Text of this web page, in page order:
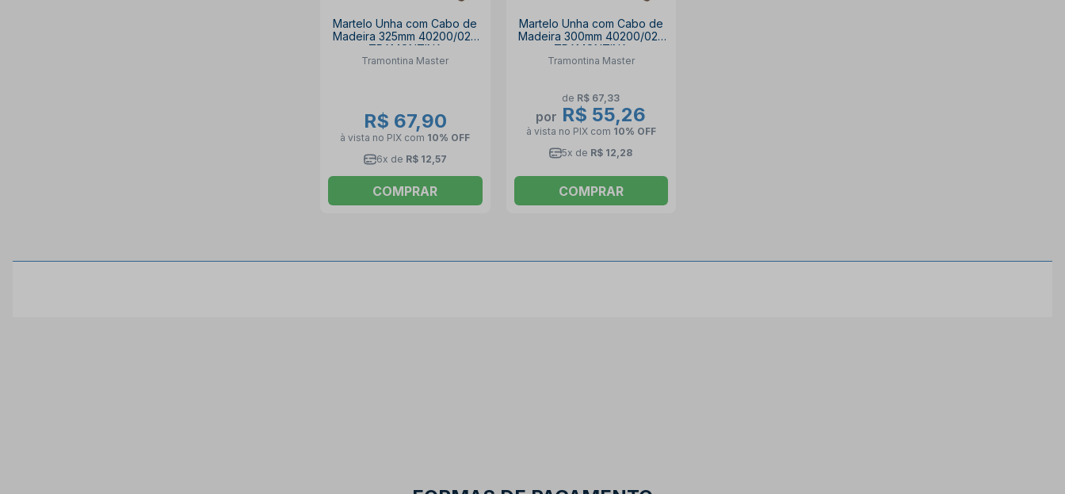
Martelo Unha com Cabo de
Madeira 325mm 40200/025
TRAMONTINA
Tramontina Master
R$ 67,90
à vista no PIX com 10% OFF
6x de R$ 12,57
COMPRAR
Martelo Unha com Cabo de
Madeira 300mm 40200/023
TRAMONTINA
Tramontina Master
de R$ 67,33
por R$ 55,26
à vista no PIX com 10% OFF
5x de R$ 12,28
COMPRAR